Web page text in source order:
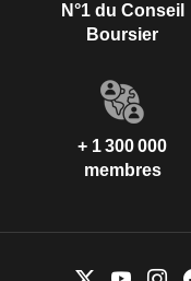
N°1 du Conseil
Boursier
+ 1 300 000
membres